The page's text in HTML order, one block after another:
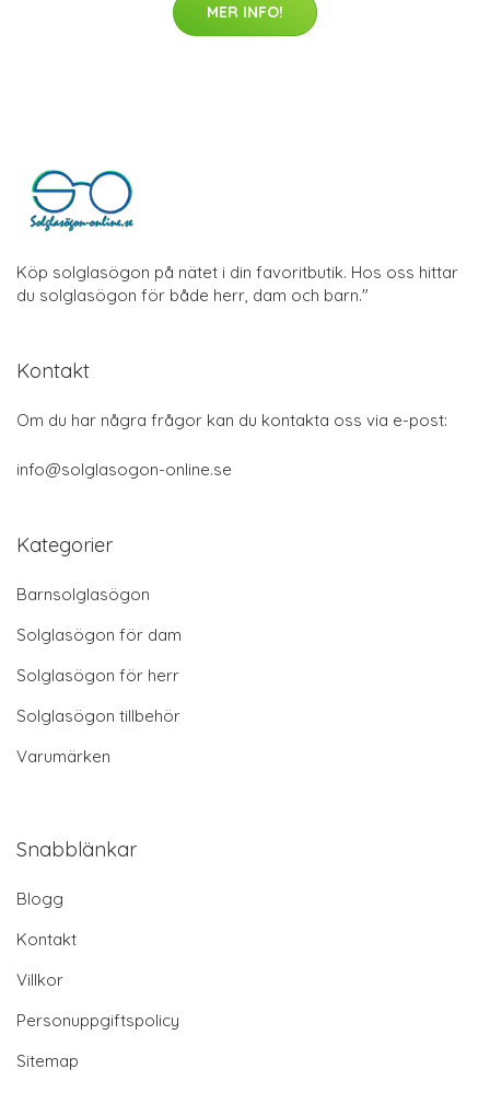
MER INFO!
Köp solglasögon på nätet i din favoritbutik. Hos oss hittar
du solglasögon för både herr, dam och barn."
Kontakt
Om du har några frågor kan du kontakta oss via e-post:
info@solglasogon-online.se
Kategorier
Barnsolglasögon
Solglasögon för dam
Solglasögon för herr
Solglasögon tillbehör
Varumärken
Snabblänkar
Blogg
Kontakt
Villkor
Personuppgiftspolicy
Sitemap